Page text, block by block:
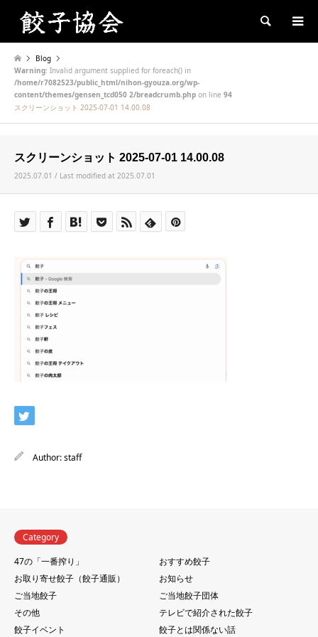
Search
Blog
Warning: Invalid argument supplied for foreach() in
/home/r7082523/public_html/nihon-gyouza.org/wp-
content/themes/gensen_tcd050 2/breadcrumb.php on line 94
スクリーンショット 2025-07-01 14.00.08
スクリーンショット 2025-07-01 14.00.08
2025.07.01 / Last modified at 2025.07.01
Author:staff
Category
47の「一番搾り」
おすすめ餃子
お取り寄せ餃子（餃子通販）
お知らせ
ご当地餃子
ご当地餃子団体
その他
テレビで紹介された餃子
餃子イベント
餃子とは関係ない話